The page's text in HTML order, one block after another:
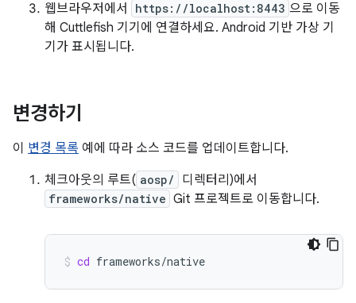
웹브라우저에서 https://localhost:8443 으로 이동
해 Cuttlefish 기기에 연결하세요. Android 기반 가상 기
기가 표시됩니다.
변경하기
이 변경 목록 예에 따라 소스 코드를 업데이트합니다.
체크아웃의 루트( aosp/ 디렉터리)에서
frameworks/native Git 프로젝트로 이동합니다.
cd frameworks/native